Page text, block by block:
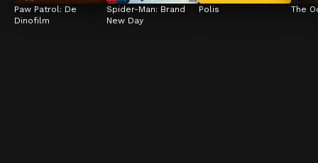
Paw Patrol: De
Dinofilm
Spider-Man: Brand
New Day
Polis The